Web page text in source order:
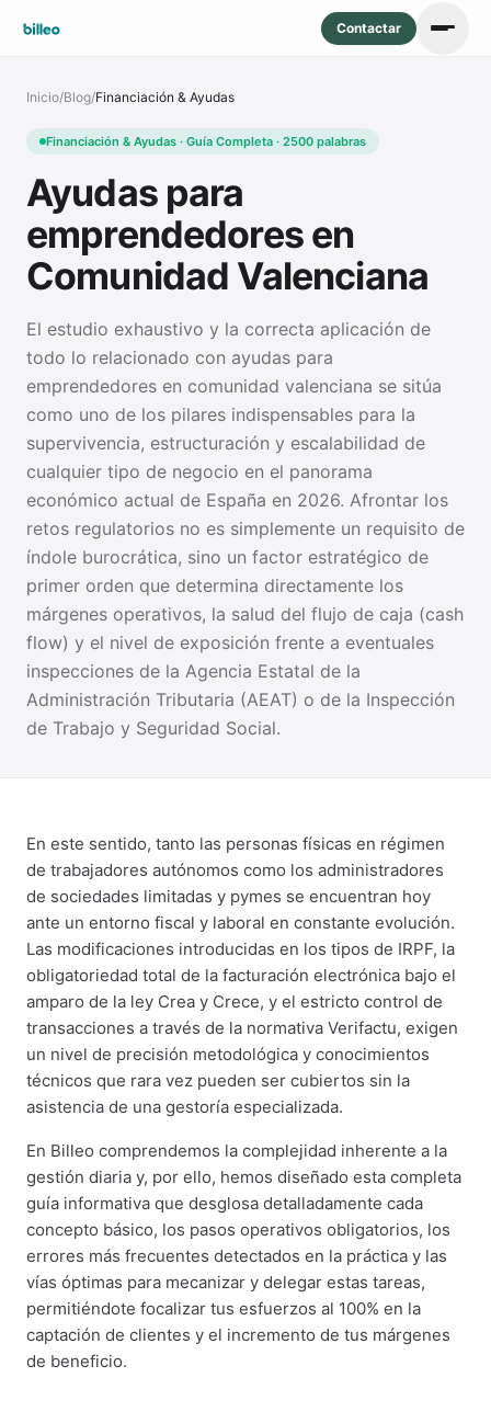
Contactar
Inicio/Blog/Financiación & Ayudas
Financiación & Ayudas · Guía Completa · 2500 palabras
Ayudas para
emprendedores en
Comunidad Valenciana
El estudio exhaustivo y la correcta aplicación de
todo lo relacionado con ayudas para
emprendedores en comunidad valenciana se sitúa
como uno de los pilares indispensables para la
supervivencia, estructuración y escalabilidad de
cualquier tipo de negocio en el panorama
económico actual de España en 2026. Afrontar los
retos regulatorios no es simplemente un requisito de
índole burocrática, sino un factor estratégico de
primer orden que determina directamente los
márgenes operativos, la salud del flujo de caja (cash
flow) y el nivel de exposición frente a eventuales
inspecciones de la Agencia Estatal de la
Administración Tributaria (AEAT) o de la Inspección
de Trabajo y Seguridad Social.
En este sentido, tanto las personas físicas en régimen
de trabajadores autónomos como los administradores
de sociedades limitadas y pymes se encuentran hoy
ante un entorno fiscal y laboral en constante evolución.
Las modificaciones introducidas en los tipos de IRPF, la
obligatoriedad total de la facturación electrónica bajo el
amparo de la ley Crea y Crece, y el estricto control de
transacciones a través de la normativa Verifactu, exigen
un nivel de precisión metodológica y conocimientos
técnicos que rara vez pueden ser cubiertos sin la
asistencia de una gestoría especializada.
En Billeo comprendemos la complejidad inherente a la
gestión diaria y, por ello, hemos diseñado esta completa
guía informativa que desglosa detalladamente cada
concepto básico, los pasos operativos obligatorios, los
errores más frecuentes detectados en la práctica y las
vías óptimas para mecanizar y delegar estas tareas,
permitiéndote focalizar tus esfuerzos al 100% en la
captación de clientes y el incremento de tus márgenes
de beneficio.